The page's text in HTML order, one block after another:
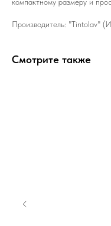
Производитель: "Tintolav"
Смотрите также